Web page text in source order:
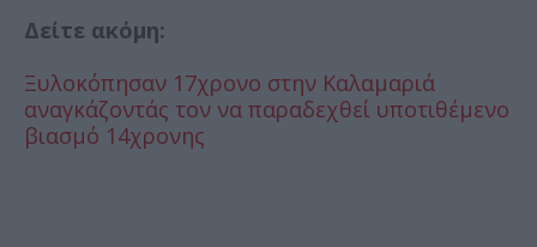
Δείτε ακόμη:
Ξυλοκόπησαν 17χρονο στην Καλαμαριά
αναγκάζοντάς τον να παραδεχθεί υποτιθέμενο
βιασμό 14χρονης